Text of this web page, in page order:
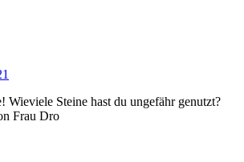
Wieviele Steine hast du ungefähr genutzt?
Frau Dro